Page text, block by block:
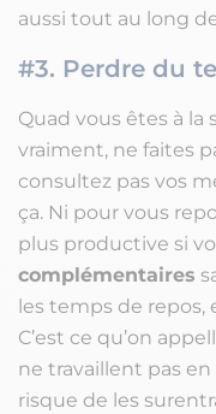
aussi tout au long
#3. Perdre du
Quad vous êtes à la
vraiment, ne faites
consultez pas vos
ça. Ni pour vous
plus productive si
complémentaires
les temps de repos,
C’est ce qu’on
ne travaillent pas
risque de les